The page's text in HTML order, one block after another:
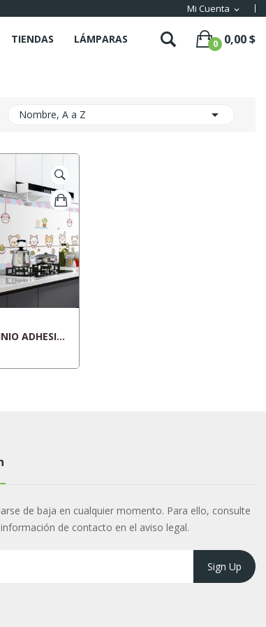
Mi Cuenta expand_more
TIENDAS LÁMPARAS 0 0,00 $
Nombre, A a Z 
PAPEL ALUMINIO ADHESIVO
de baja en cualquier momento. Para ello, consulte
de contacto en el aviso legal.